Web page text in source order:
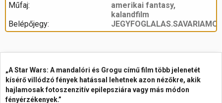
Műfaj:
amerikai fantasy,
kalandfilm
Belépőjegy:
„A Star Wars: A mandalóri és Grogu című film több jelenetét
kísérő villódzó fények hatással lehetnek azon nézőkre, akik
hajlamosak fotoszenzitív epilepsziára vagy más módon
fényérzékenyek.”